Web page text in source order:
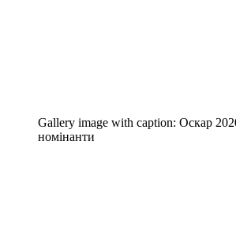
Gallery image with caption: Оскар
номінанти